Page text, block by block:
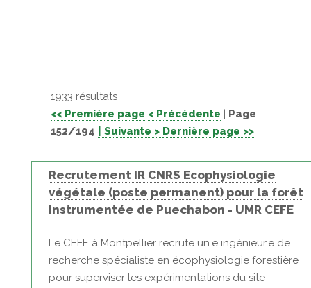
1933 résultats
<< Première page < Précédente | Page
152/194
| Suivante > Dernière page >>
Recrutement IR CNRS Ecophysiologie
végétale (poste permanent) pour la forêt
instrumentée de Puechabon - UMR CEFE
Le CEFE à Montpellier recrute un.e ingénieur.e de
recherche spécialiste en écophysiologie forestière
pour superviser les expérimentations du site